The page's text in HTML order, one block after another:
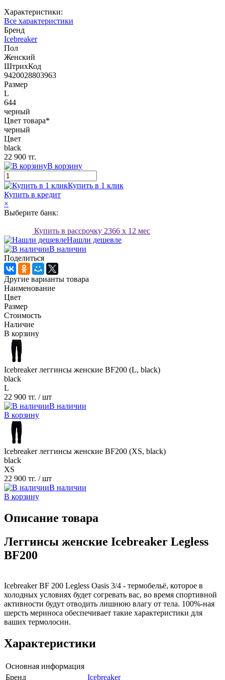
Характеристики:
Все характеристики
Бренд
Icebreaker
Пол
Женский
ШтрихКод
9420028803963
Размер
L
644
черный
Цвет товара*
черный
Цвет
black
22 900 тг.
В корзину
Купить в 1 клик
Купить в кредит
×
Выберите банк:
Купить в рассрочку 2366 x 12 мес
Нашли дешевле
В наличии
Поделиться
Другие варианты товара
Наименование
Цвет
Размер
Стоимость
Наличие
В корзину
Icebreaker леггинсы женские BF200 (L, black)
black
L
22 900 тг. / шт
В наличии
В корзину
Icebreaker леггинсы женские BF200 (XS, black)
black
XS
22 900 тг. / шт
В наличии
В корзину
Описание товара
Леггинсы женские Icebreaker Legless
BF200
Icebreaker BF 200 Legless Oasis 3/4 - термобельё, которое в
холодных условиях будет согревать вас, во время спортивной
активности будут отводить лишнюю влагу от тела. 100%-ная
шерсть мериноса обеспечивает такие характеристики для
ваших термолосин.
Характеристики
Основная информация
Бренд
Icebreaker